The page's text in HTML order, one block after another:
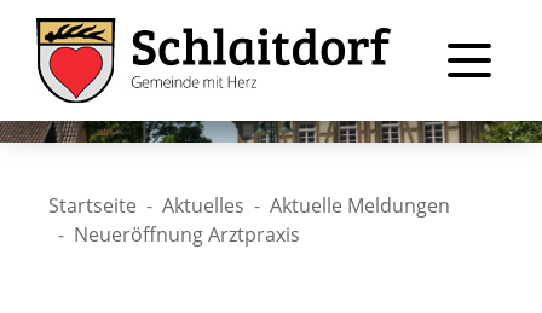
Startseite Aktuelles
Aktuelle Meldungen
Neueröffnung Arztpraxis